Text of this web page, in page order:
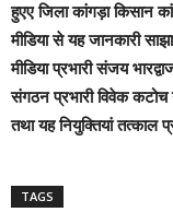
हुएए जिला कांगड़ा किसान
मीडिया से यह जानकारी
मीडिया प्रभारी संजय
संगठन प्रभारी विवेक कटोच
तथा यह नियुक्तियां तत्काल
TAGS